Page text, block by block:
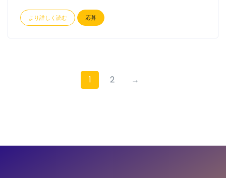
より詳しく読む 応募
1 2 →